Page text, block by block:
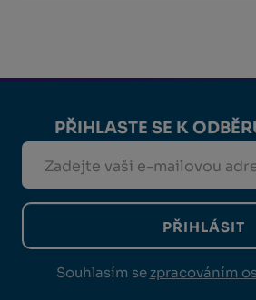
PŘIHLASTE SE K
PŘIHLÁSIT
Souhlasím se zpracováním